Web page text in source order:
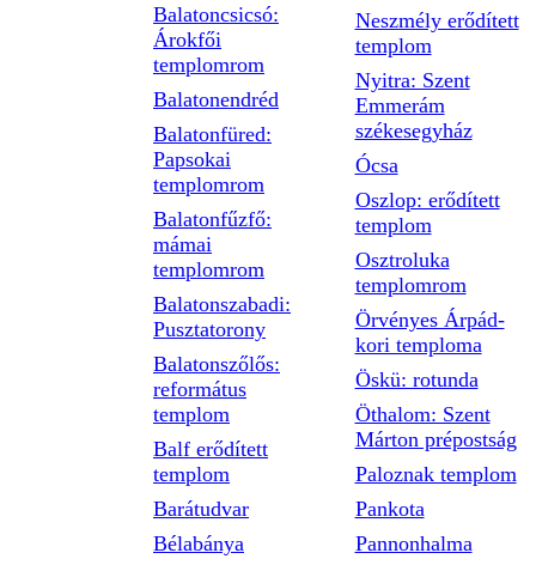
Balatoncsicsó:
Árokfői
templomrom
Balatonendréd
Balatonfüred:
Papsokai
templomrom
Balatonfűzfő:
mámai
templomrom
Balatonszabadi:
Pusztatorony
Balatonszőlős:
református
templom
Balf erődített
templom
Barátudvar
Bélabánya
Neszmély erődített
templom
Nyitra: Szent
Emmerám
székesegyház
Ócsa
Oszlop: erődített
templom
Osztroluka
templomrom
Örvényes Árpád-
kori temploma
Öskü: rotunda
Öthalom: Szent
Márton prépostság
Paloznak templom
Pankota
Pannonhalma